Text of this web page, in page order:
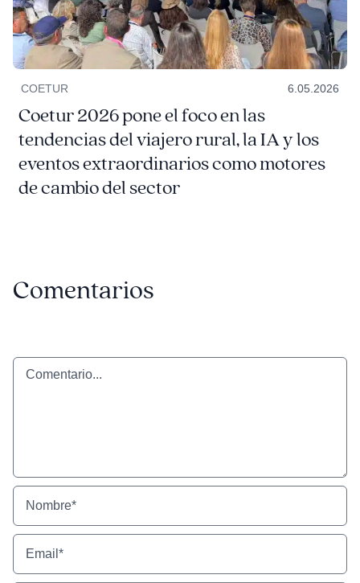
COETUR 6.05.2026
Coetur 2026 pone el foco en las
tendencias del viajero rural, la IA y los
eventos extraordinarios como motores
de cambio del sector
Comentarios
Comentario